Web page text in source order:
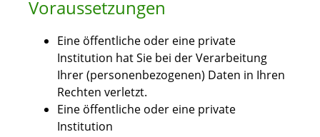
Voraussetzungen
Eine öffentliche oder eine private
Institution hat Sie bei der Verarbeitung
Ihrer (personenbezogenen) Daten in Ihren
Rechten verletzt.
Eine öffentliche oder eine private
Institution